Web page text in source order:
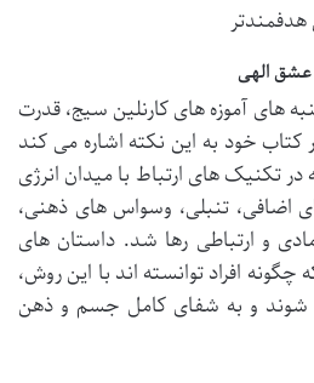
هدفمندتر
عشق الهی
های آموزه های کارنلین سیج، قدرت
خود به این نکته اشاره می کند
در تکنیک های ارتباط با میدان انرژی
اضافی، تنبلی، وسواس های ذهنی،
و ارتباطی رها شد. داستان های
افراد توانسته اند با این روش،
شوند و به شفای کامل جسم و ذهن